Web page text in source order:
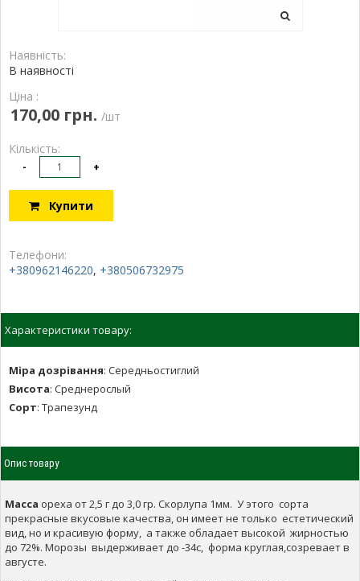
Наявність:
В наявності
Ціна :
170,00 грн. /шт
Кількість:
- +
Купити
Телефони:
+380962146220, +380506732975
Характеристики товару:
Міра дозрівання: Середньостиглий
Висота: Среднерослый
Сорт: Трапезунд
Опис товару
Масса ореха от 2,5 г до 3,0 гр. Скорлупа 1мм. У этого сорта
прекрасные вкусовые качества, он имеет не только естетический
вид, но и красивую форму, а также обладает высокой жирностью
до 72%. Морозы выдерживает до -34с, форма круглая,созревает в
августе.